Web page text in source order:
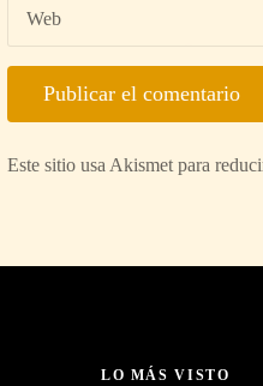
Web
Este sitio usa Akismet para
LO MÁS VISTO